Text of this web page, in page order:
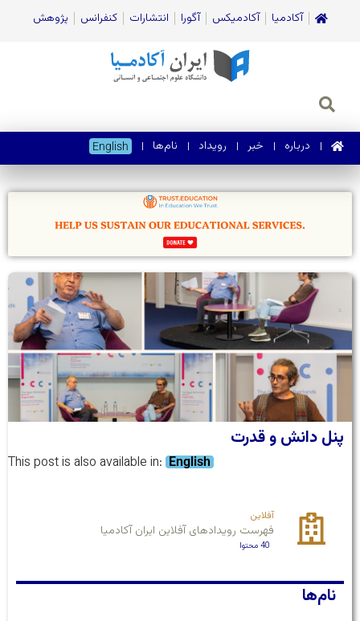
آکادمیا آکادمیکس آگورا انتشارات کنفرانس پژوهش
درباره خبر رویداد نام‌ها English
پنل دانش و قدرت
This post is also available in: English
آفلاین
فهرست رویدادهای آفلاین ایران آکادمیا
40 محتوا
نام‌ها